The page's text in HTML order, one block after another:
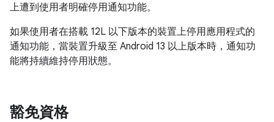
上遭到使用者明確停用通知功能。
如果使用者在搭載 12L 以下版本的裝置上停用應用程式的
通知功能，當裝置升級至 Android 13 以上版本時，通知功
能將持續維持停用狀態。
豁免資格